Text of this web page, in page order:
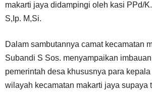
makarti jaya didampingi oleh kasi PPd/
S,Ip. M,Si.
Dalam sambutannya camat kecamatan
Subandi S Sos. menyampaikan
pemerintah desa khususnya para
wilayah kecamatan makarti jaya supaya